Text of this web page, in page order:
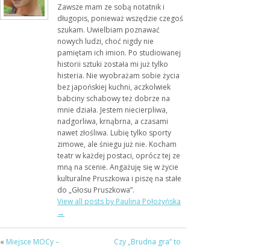
Zawsze mam ze sobą notatnik i
długopis, ponieważ wszędzie czegoś
szukam. Uwielbiam poznawać
nowych ludzi, choć nigdy nie
pamiętam ich imion. Po studiowanej
historii sztuki została mi już tylko
histeria. Nie wyobrażam sobie życia
bez japońskiej kuchni, aczkolwiek
babciny schabowy też dobrze na
mnie działa. Jestem niecierpliwa,
nadgorliwa, krnąbrna, a czasami
nawet złośliwa. Lubię tylko sporty
zimowe, ale śniegu już nie. Kocham
teatr w każdej postaci, oprócz tej ze
mną na scenie. Angażuję się w życie
kulturalne Pruszkowa i piszę na stałe
do „Głosu Pruszkowa”.
View all posts by Paulina Położyńska
→
« Miejsce MOCy –
Czy „Brudna gra” to